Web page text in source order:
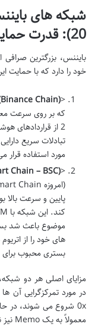
20): قدرت حمایت یک غول
بایننس، بزرگترین
خود را دارد که با حمایت
<
Chain)
2 از قراردادهای
مورد استفاده قرار
<
Chain – BSC)
پایین و سرعت بالا
موضوع باعث شد
بستری محبوب برای DeFi و GameFi تبدیل شد.
مزایای اصلی هر دو
معمولاً به یک Memo نیز نیاز دارند.